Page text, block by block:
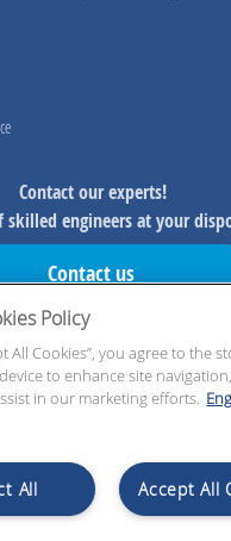
Contact our experts!
skilled engineers at your
Contact us
miss our initiatives!
on our initiatives, exclusive
updates!
Policy
All Cookies”, you agree to the
to enhance site
in our marketing efforts.
Accept All
All